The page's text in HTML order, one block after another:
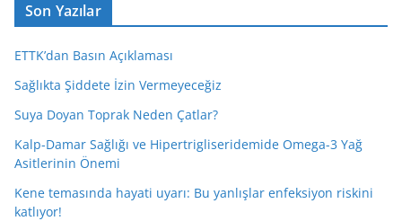
Son Yazılar
ETTK’dan Basın Açıklaması
Sağlıkta Şiddete İzin Vermeyeceğiz
Suya Doyan Toprak Neden Çatlar?
Kalp-Damar Sağlığı ve Hipertrigliseridemide Omega-3 Yağ
Asitlerinin Önemi
Kene temasında hayati uyarı: Bu yanlışlar enfeksiyon riskini
katlıyor!